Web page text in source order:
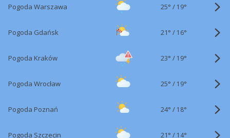
Pogoda Warszawa 25° / 19°
Pogoda Gdańsk 21° / 16°
Pogoda Kraków 23° / 19°
Pogoda Wrocław 25° / 19°
Pogoda Poznań 24° / 18°
Pogoda Szczecin 21° / 14°